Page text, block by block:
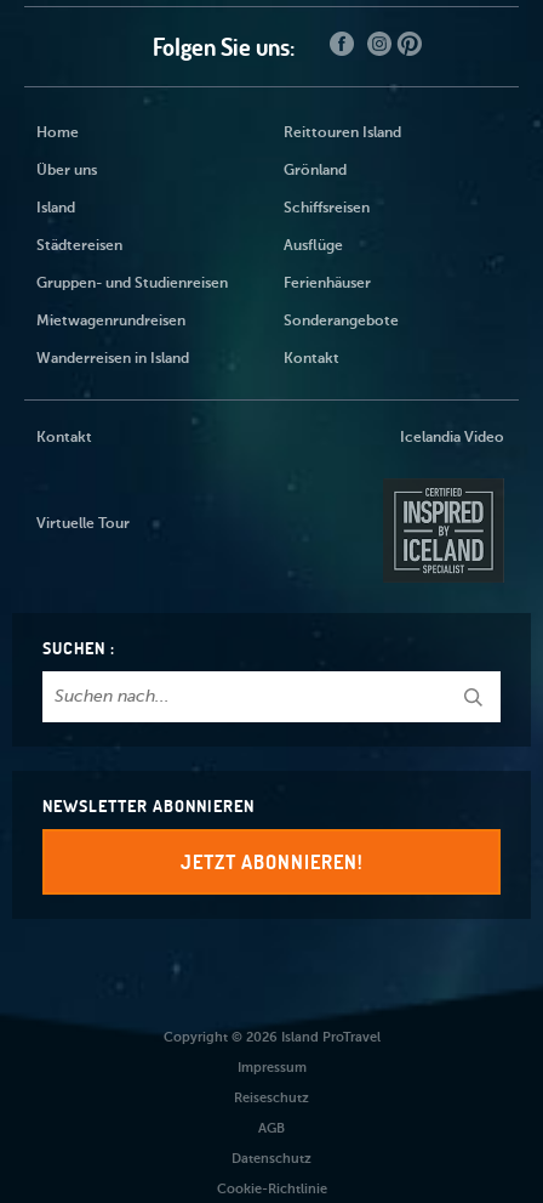
Folgen Sie uns:
Home
Über uns
Island
Städtereisen
Gruppen- und Studienreisen
Mietwagenrundreisen
Wanderreisen in Island
Reittouren Island
Grönland
Schiffsreisen
Ausflüge
Ferienhäuser
Sonderangebote
Kontakt
Kontakt Icelandia Video
Virtuelle Tour
SUCHEN :
NEWSLETTER ABONNIEREN
JETZT ABONNIEREN!
Copyright © 2026 Island ProTravel
Impressum
Reiseschutz
AGB
Datenschutz
Cookie-Richtlinie